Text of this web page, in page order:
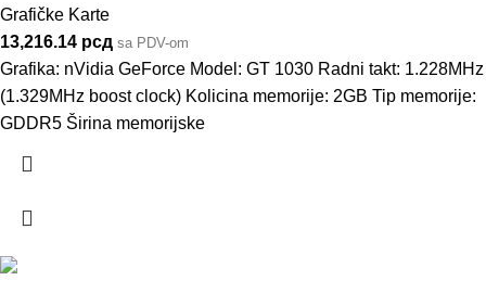
Grafičke Karte
13,216.14 рсд sa PDV-om
Grafika: nVidia GeForce Model: GT 1030 Radni takt: 1.228MHz
(1.329MHz boost clock) Kolicina memorije: 2GB Tip memorije:
GDDR5 Širina memorijske